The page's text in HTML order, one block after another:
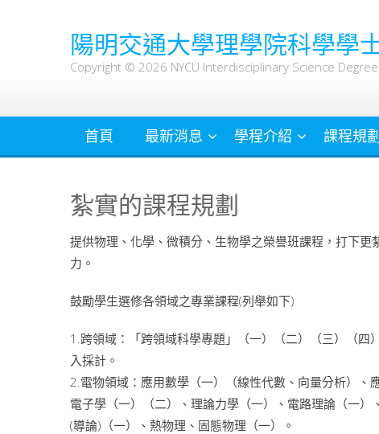
陽明交通大學理學院科學學
Copyright © 2026 NYCU Interdisciplinary Science
首頁 最新消息 學程介紹 課程規劃
紮實的課程規劃
提供物理、化學、微積分、生物學之榮譽班課程，打下
力。
鼓勵學生選修各領域之專業課程(列舉如下)
1.跨領域：「跨領域科學專題」（一）（二）（三）（
入採計。
2.電物領域：應用數學（一）（線性代數、向量分析）、
電子學（一）（二）、理論力學（一）、電路理論（一
(導論)（一）、熱物理、固態物理（一）。